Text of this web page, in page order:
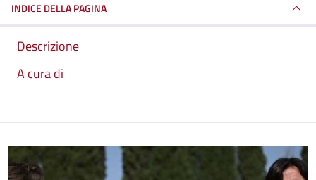
INDICE DELLA PAGINA
Descrizione
A cura di